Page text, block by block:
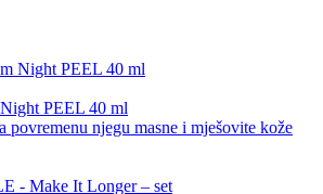
PEEL 40 ml
povremenu njegu masne i mješovite kože